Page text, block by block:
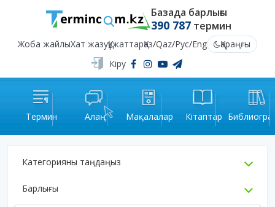
Базада барлығы
390 787термин
Жоба жайлыХат жазуҚұжаттарҚаз/Qaz/Рус/Eng
Қараңғы
Кіру
Термин Алаң Мақалалар Кітаптар
Категорияны таңдаңыз
Барлығы